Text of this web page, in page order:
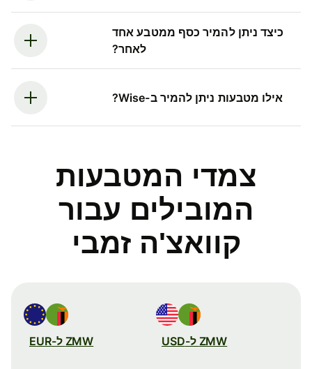
כיצד ניתן להמיר כסף ממטבע אחד
לאחר?
אילו מטבעות ניתן להמיר ב-Wise?
צמדי המטבעות
המובילים עבור
קוואצ'ה זמבי
ZMW ל-USD ZMW ל-EUR